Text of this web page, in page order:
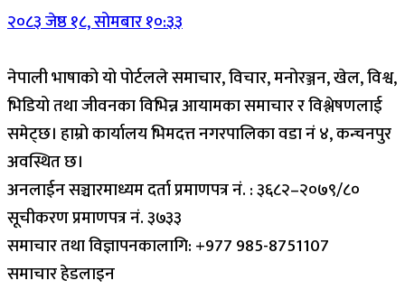
२०८३ जेष्ठ १८, सोमबार १०:३३
नेपाली भाषाको यो पोर्टलले समाचार, विचार, मनोरञ्जन, खेल, विश्व,
भिडियो तथा जीवनका विभिन्न आयामका समाचार र विश्लेषणलाई
समेट्छ। हाम्रो कार्यालय भिमदत्त नगरपालिका वडा नं ४, कन्चनपुर
अवस्थित छ।
अनलाईन सञ्चारमाध्यम दर्ता प्रमाणपत्र नं. : ३६८२–२०७९/८०
सूचीकरण प्रमाणपत्र नं. ३७३३
समाचार तथा विज्ञापनकालागि: +977 985-8751107
समाचार हेडलाइन